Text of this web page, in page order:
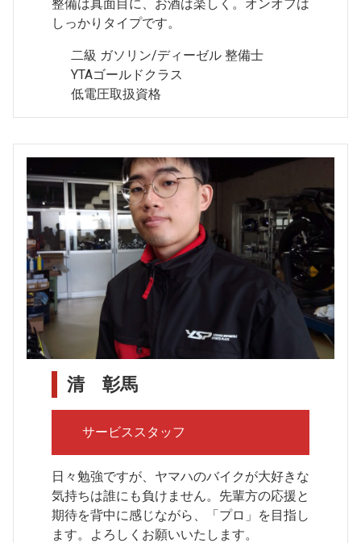
整備は真面目に、お酒は楽しく。オンオフは
しっかりタイプです。
二級 ガソリン/ディーゼル 整備士
YTAゴールドクラス
低電圧取扱資格
清 彰馬
サービススタッフ
日々勉強ですが、ヤマハのバイクが大好きな
気持ちは誰にも負けません。先輩方の応援と
期待を背中に感じながら、「プロ」を目指し
ます。よろしくお願いいたします。